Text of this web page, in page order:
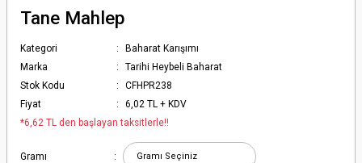
Tane Mahlep
Kategori
Baharat Karışımı
Marka
Tarihi Heybeli Baharat
Stok Kodu
CFHPR238
Fiyat
6,02 TL + KDV
*6,62 TL den başlayan taksitlerle!!
Gramı